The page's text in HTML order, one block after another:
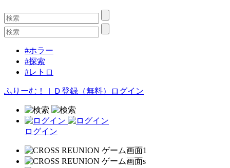
#ホラー
#探索
#レトロ
ふりーむ！ＩＤ登録（無料） ログイン
ログイン